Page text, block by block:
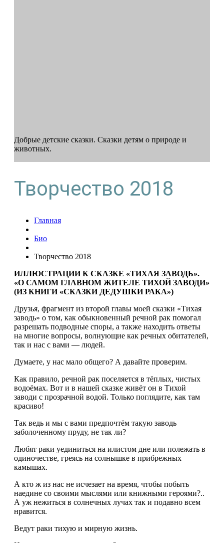
Добрые детские сказки. Сказки детям о природе и
животных.
Творчество 2018
Главная
Био
Творчество 2018
ИЛЛЮСТРАЦИИ К СКАЗКЕ «ТИХАЯ ЗАВОДЬ».
«О САМОМ ГЛАВНОМ ЖИТЕЛЕ ТИХОЙ ЗАВОДИ»
(ИЗ КНИГИ «СКАЗКИ ДЕДУШКИ РАКА»)
Друзья, фрагмент из второй главы моей сказки «Тихая
заводь» о том, как обыкновенный речной рак помогал
разрешать подводные споры, а также находить ответы
на многие вопросы, волнующие как речных обитателей,
так и нас с вами — людей.
Думаете, у нас мало общего? А давайте проверим.
Как правило, речной рак поселяется в тёплых, чистых
водоёмах. Вот и в нашей сказке живёт он в Тихой
заводи с прозрачной водой. Только поглядите, как там
красиво!
Так ведь и мы с вами предпочтём такую заводь
заболоченному пруду, не так ли?
Любят раки уединиться на илистом дне или полежать в
одиночестве, греясь на солнышке в прибрежных
камышах.
А кто ж из нас не исчезает на время, чтобы побыть
наедине со своими мыслями или книжными героями?..
А уж нежиться в солнечных лучах так и подавно всем
нравится.
Ведут раки тихую и мирную жизнь.